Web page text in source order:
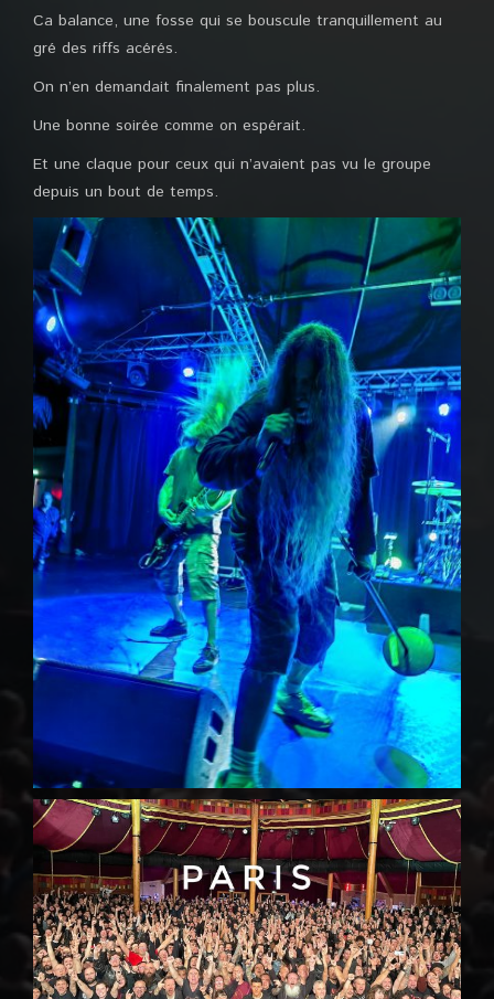
Ca balance, une fosse qui se bouscule tranquillement au
gré des riffs acérés.
On n’en demandait finalement pas plus.
Une bonne soirée comme on espérait.
Et une claque pour ceux qui n’avaient pas vu le groupe
depuis un bout de temps.